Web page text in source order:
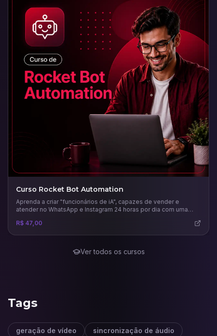
Curso Rocket Bot Automation
Aprenda a criar "funcionários de iA", capazes de vender e
atender no WhatsApp e Instagram 24 horas por dia com uma
R$ 47,00
Ver todos os cursos
Tags
geração de vídeo
sincronização de áudio